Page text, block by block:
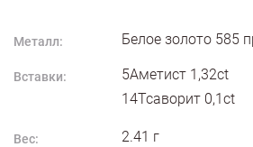
Металл: Белое золото 585
Вставки:
5Аметист 1,32ct
14Тсаворит 0,1ct
Вес: 2.41 г